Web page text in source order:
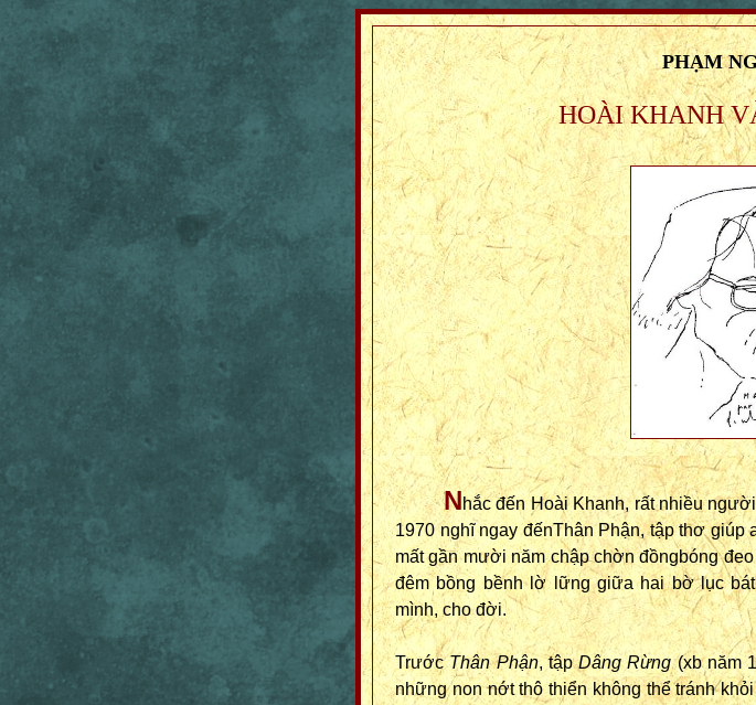
PHẠM
HOÀI KHANH
Nhắc đến Hoài Khanh, rất nhiều
1970 nghĩ ngay đếnThân Phận, tập thơ giúp
mất gần mười năm chập chờn đồngbóng
đêm bồng bềnh lờ lững giữa hai bờ lục
mình, cho đời.
TrướcThân Phận, tậpDâng Rừng(xb năm
những non nớt thô thiển không thể tránh